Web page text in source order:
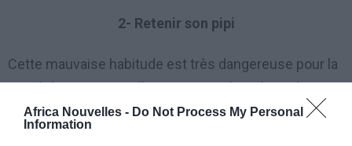
Africa Nouvelles - Do Not Process My Personal
Information
2- Retenir son pipi
Cette mauvaise habitude est très dangereuse pour la
santé des reins car elle permet aux bactéries de
s’accumuler dans la vessie, qui se propagent dans le